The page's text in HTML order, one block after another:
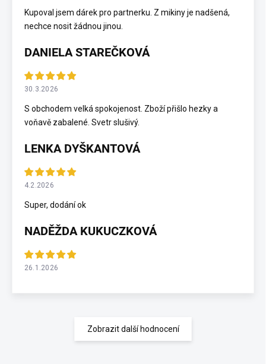
Kupoval jsem dárek pro partnerku. Z mikiny je nadšená,
nechce nosit žádnou jinou.
DANIELA STAREČKOVÁ
30.3.2026
S obchodem velká spokojenost. Zboží přišlo hezky a
voňavě zabalené. Svetr slušivý.
LENKA DYŠKANTOVÁ
4.2.2026
Super, dodání ok
NADĚŽDA KUKUCZKOVÁ
26.1.2026
Zobrazit další hodnocení